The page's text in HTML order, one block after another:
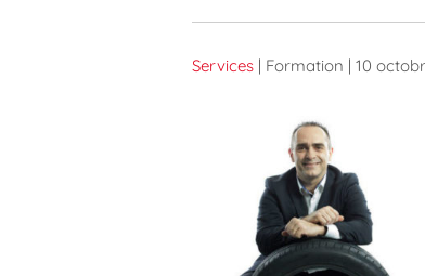
Services | Formation | 10